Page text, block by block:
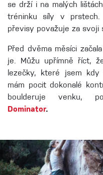
se drží i na malých
tréninku síly v
převisy považuje za svoji
Před dvěma měsíci
je. Můžu upřímně říct,
lezečky, které jsem
mám pocit dokonalé
boulderuje venku,
Dominator.